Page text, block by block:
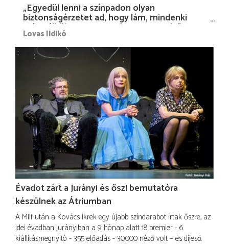
„Egyedül lenni a színpadon olyan
biztonságérzetet ad, hogy lám, mindenki
más nélkül is megvagyok magammal…”
Lovas Ildikó
Évadot zárt a Jurányi és őszi bemutatóra
készülnek az Átriumban
A Milf után a Kovács ikrek egy újabb színdarabot írtak őszre, az
idei évadban Jurányiban a 9 hónap alatt 18 premier - 6
kiállításmegnyitó - 355 előadás - 30.000 néző volt – és díjeső.